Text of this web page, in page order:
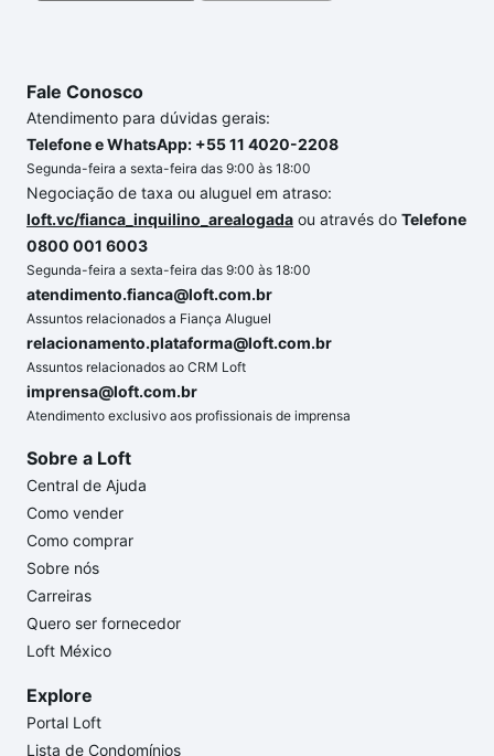
Fale Conosco
Atendimento para dúvidas gerais:
Telefone e WhatsApp: +55 11 4020-2208
Segunda-feira a sexta-feira das 9:00 às 18:00
Negociação de taxa ou aluguel em atraso:
loft.vc/fianca_inquilino_arealogada ou através do Telefone
0800 001 6003
Segunda-feira a sexta-feira das 9:00 às 18:00
atendimento.fianca@loft.com.br
Assuntos relacionados a Fiança Aluguel
relacionamento.plataforma@loft.com.br
Assuntos relacionados ao CRM Loft
imprensa@loft.com.br
Atendimento exclusivo aos profissionais de imprensa
Sobre a Loft
Central de Ajuda
Como vender
Como comprar
Sobre nós
Carreiras
Quero ser fornecedor
Loft México
Explore
Portal Loft
Lista de Condomínios